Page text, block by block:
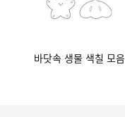
바닷속 생물 색칠 모음